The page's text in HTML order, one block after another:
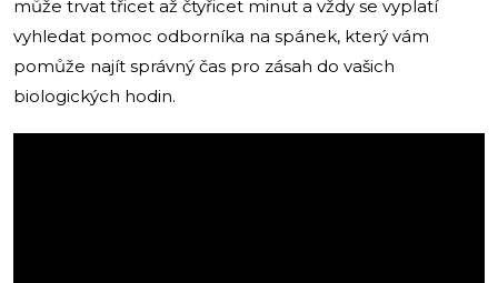
může trvat třicet až čtyřicet minut a vždy se vyplatí
vyhledat pomoc odborníka na spánek, který vám
pomůže najít správný čas pro zásah do vašich
biologických hodin.